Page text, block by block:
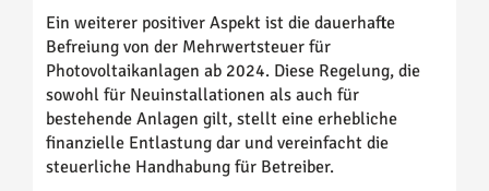
Ein weiterer positiver Aspekt ist die dauerhafte
Befreiung von der Mehrwertsteuer für
Photovoltaikanlagen ab 2024. Diese Regelung, die
sowohl für Neuinstallationen als auch für
bestehende Anlagen gilt, stellt eine erhebliche
finanzielle Entlastung dar und vereinfacht die
steuerliche Handhabung für Betreiber.